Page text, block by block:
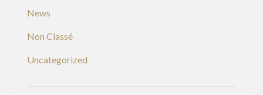
News
Non Classé
Uncategorized